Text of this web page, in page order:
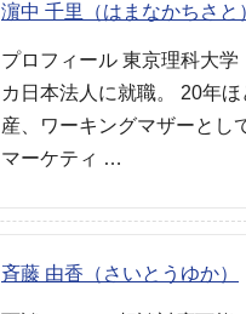
濵中 千里（はまなかちさと
プロフィール 東京理科大
カ日本法人に就職。 20年
産、ワーキングマザーとし
マーケティ …
斉藤 由香（さいとうゆか）